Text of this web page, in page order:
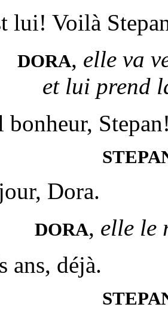
lui! Voilà
DORA, elle va
et lui prend
bonheur,
Dora.
DORA, elle le
ans, déjà.